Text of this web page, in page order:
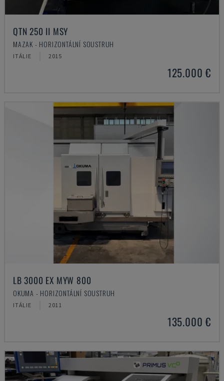
QTN 250 II MSY
MAZAK - HORIZONTÁLNÍ SOUSTRUH
ITÁLIE 2015
125.000 €
LB 3000 EX MYW 800
OKUMA - HORIZONTÁLNÍ SOUSTRUH
ITÁLIE 2011
135.000 €